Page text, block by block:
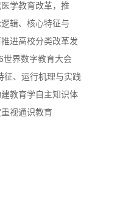
学教育改革，推
辑、核心特征与
进高校分类改革发
世界数字教育大会
征、运行机理与实践
教育学自主知识体
视通识教育